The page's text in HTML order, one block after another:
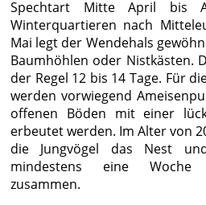
Spechtart Mitte April bis
Winterquartieren nach
Mai legt der Wendehals
Baumhöhlen oder Nistkästen.
der Regel 12 bis 14 Tage. Für
werden vorwiegend
offenen Böden mit einer
erbeutet werden. Im Alter von
die Jungvögel das Nest
mindestens eine Woche
zusammen.